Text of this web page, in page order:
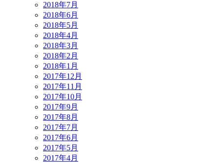
2018年7月
2018年6月
2018年5月
2018年4月
2018年3月
2018年2月
2018年1月
2017年12月
2017年11月
2017年10月
2017年9月
2017年8月
2017年7月
2017年6月
2017年5月
2017年4月